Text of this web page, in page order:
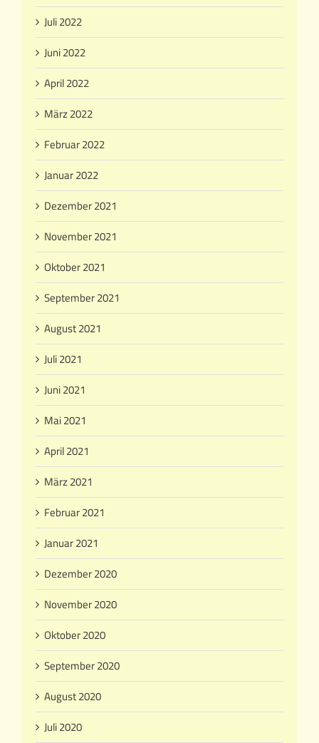
Juli 2022
Juni 2022
April 2022
März 2022
Februar 2022
Januar 2022
Dezember 2021
November 2021
Oktober 2021
September 2021
August 2021
Juli 2021
Juni 2021
Mai 2021
April 2021
März 2021
Februar 2021
Januar 2021
Dezember 2020
November 2020
Oktober 2020
September 2020
August 2020
Juli 2020